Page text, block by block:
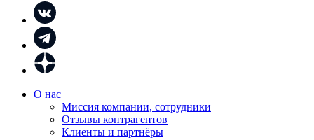
О нас
Миссия компании, сотрудники
Отзывы контрагентов
Клиенты и партнёры